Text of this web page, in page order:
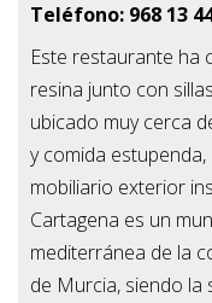
Teléfono: 968 13
Este restaurante ha
resina junto con
ubicado muy cerca
y comida
mobiliario exterior
Cartagena es un
mediterránea de la
de Murcia, siendo la